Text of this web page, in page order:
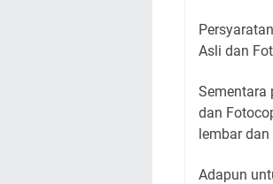
Asli dan
Sementara
dan
lembar
Adapun